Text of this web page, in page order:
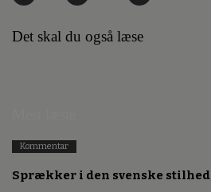
Det skal du også læse
Kommentar
Sprækker i den svenske stilhed